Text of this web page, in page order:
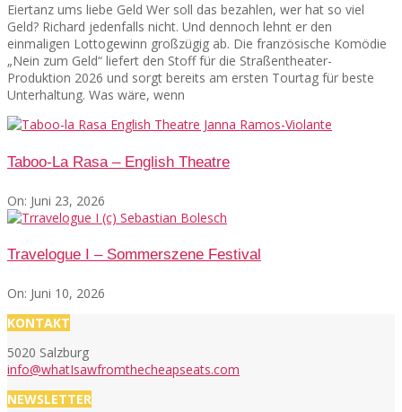
Eiertanz ums liebe Geld Wer soll das bezahlen, wer hat so viel
Geld? Richard jedenfalls nicht. Und dennoch lehnt er den
einmaligen Lottogewinn großzügig ab. Die französische Komödie
„Nein zum Geld“ liefert den Stoff für die Straßentheater-
Produktion 2026 und sorgt bereits am ersten Tourtag für beste
Unterhaltung. Was wäre, wenn
Taboo-La Rasa – English Theatre
On: Juni 23, 2026
Travelogue I – Sommerszene Festival
On: Juni 10, 2026
KONTAKT
5020 Salzburg
info@whatIsawfromthecheapseats.com
NEWSLETTER